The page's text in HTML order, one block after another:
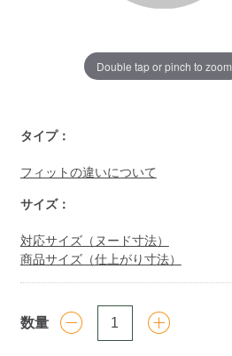
Double tap or pinch to zoom
タイプ：
フィットの違いについて
サイズ：
対応サイズ（ヌード寸法）
商品サイズ（仕上がり寸法）
数量